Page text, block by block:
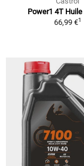
Power1 4T
66,99 €1